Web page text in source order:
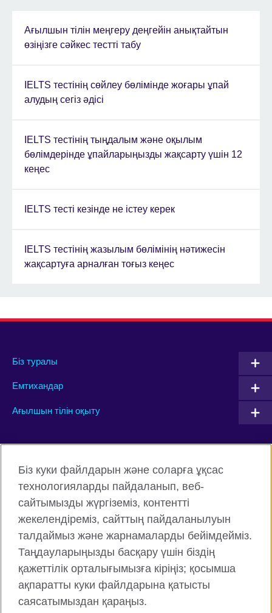
Ағылшын тілін меңгеру деңгейін анықтайтын
өзіңізге сәйкес тестті табу
IELTS тестінің сөйлеу бөлімінде жоғары ұпай
алудың сегіз әдісі
IELTS тестінің тыңдалым және оқылым
бөлімдерінде ұпайларыңызды жақсарту үшін 12
кеңес
IELTS тесті кезінде не істеу керек
IELTS тестінің жазылым бөлімінің нәтижесін
жақсартуға арналған тоғыз кеңес
Біз туралы
Емтихандар
Ағылшын тілін оқыту
Connect with us
Facebook Twitter
Instagram YouTube
Flickr
British Council жаһанды түрде
Құпиялық және пайдалану шарттары
Біз куки файлдарын және соларға ұқсас
технологияларды пайдаланып, веб-
сайтымызды жүргіземіз, контентті
жекелендіреміз, сайттың пайдаланылуын
талдаймыз және жарнамаларды бейімдейміз.
Таңдауларыңызды басқару үшін біздің
қажеттілік орталығымызға кіріңіз; қосымша
ақпаратты куки файлдарына қатысты
саясатымыздан қараңыз.